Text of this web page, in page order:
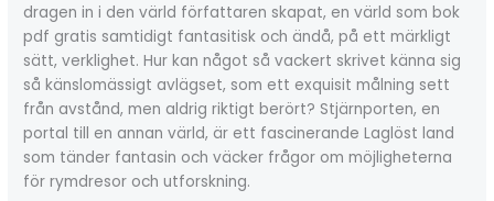
dragen in i den värld författaren skapat, en värld som bok
pdf gratis samtidigt fantasitisk och ändå, på ett märkligt
sätt, verklighet. Hur kan något så vackert skrivet känna sig
så känslomässigt avlägset, som ett exquisit målning sett
från avstånd, men aldrig riktigt berört? Stjärnporten, en
portal till en annan värld, är ett fascinerande Laglöst land
som tänder fantasin och väcker frågor om möjligheterna
för rymdresor och utforskning.